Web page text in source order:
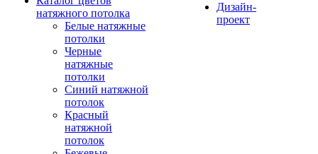
натяжного потолка
Белые натяжные
потолки
Черные
натяжные
потолки
Синий натяжной
потолок
Красный
натяжной
потолок
Дизайн-
проект